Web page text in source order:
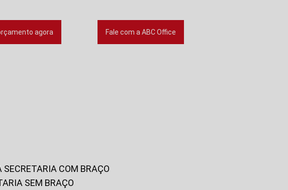
agora Fale com a ABC Office
SECRETARIA COM BRAÇO
SEM BRAÇO